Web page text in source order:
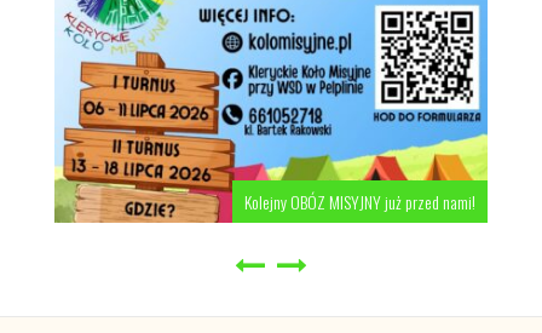
Kolejny OBÓZ MISYJNY już przed nami!